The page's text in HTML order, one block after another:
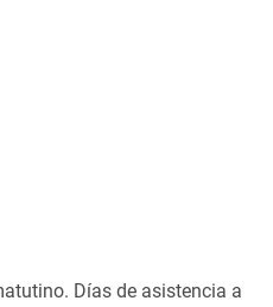
Días de asistencia a